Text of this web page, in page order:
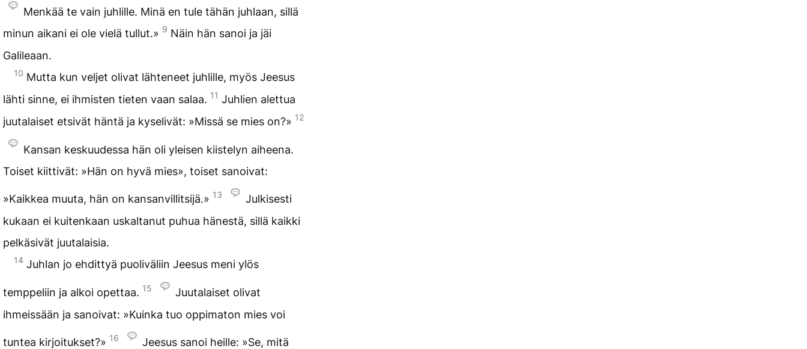
Menkää te vain juhlille. Minä en tule tähän juhlaan, sillä
minun aikani ei ole vielä tullut.» 9 Näin hän sanoi ja jäi
Galileaan.
10 Mutta kun veljet olivat lähteneet juhlille, myös Jeesus
lähti sinne, ei ihmisten tieten vaan salaa. 11 Juhlien alettua
juutalaiset etsivät häntä ja kyselivät: »Missä se mies on?» 12
Kansan keskuudessa hän oli yleisen kiistelyn aiheena.
Toiset kiittivät: »Hän on hyvä mies», toiset sanoivat:
»Kaikkea muuta, hän on kansanvillitsijä.» 13
Julkisesti
kukaan ei kuitenkaan uskaltanut puhua hänestä, sillä kaikki
pelkäsivät juutalaisia.
14 Juhlan jo ehdittyä puoliväliin Jeesus meni ylös
temppeliin ja alkoi opettaa. 15
Juutalaiset olivat
ihmeissään ja sanoivat: »Kuinka tuo oppimaton mies voi
tuntea kirjoitukset?» 16
Jeesus sanoi heille: »Se, mitä